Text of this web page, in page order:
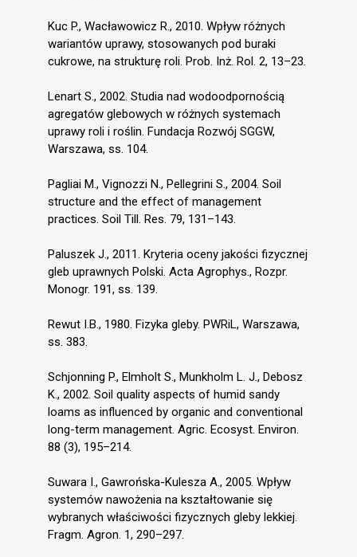
Kuc P., Wacławowicz R., 2010. Wpływ różnych
wariantów uprawy, stosowanych pod buraki
cukrowe, na strukturę roli. Prob. Inż. Rol. 2, 13–23.
Lenart S., 2002. Studia nad wodoodpornością
agregatów glebowych w różnych systemach
uprawy roli i roślin. Fundacja Rozwój SGGW,
Warszawa, ss. 104.
Pagliai M., Vignozzi N., Pellegrini S., 2004. Soil
structure and the effect of management
practices. Soil Till. Res. 79, 131–143.
Paluszek J., 2011. Kryteria oceny jakości fizycznej
gleb uprawnych Polski. Acta Agrophys., Rozpr.
Monogr. 191, ss. 139.
Rewut I.B., 1980. Fizyka gleby. PWRiL, Warszawa,
ss. 383.
Schjonning P., Elmholt S., Munkholm L. J., Debosz
K., 2002. Soil quality aspects of humid sandy
loams as influenced by organic and conventional
long-term management. Agric. Ecosyst. Environ.
88 (3), 195–214.
Suwara I., Gawrońska-Kulesza A., 2005. Wpływ
systemów nawożenia na kształtowanie się
wybranych właściwości fizycznych gleby lekkiej.
Fragm. Agron. 1, 290–297.